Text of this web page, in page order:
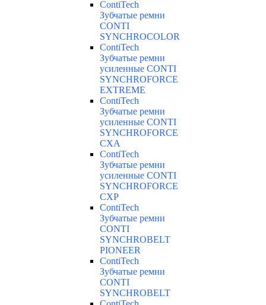
ContiTech
Зубчатые ремни
CONTI
SYNCHROCOLOR
ContiTech
Зубчатые ремни
усиленные CONTI
SYNCHROFORCE
EXTREME
ContiTech
Зубчатые ремни
усиленные CONTI
SYNCHROFORCE
CXA
ContiTech
Зубчатые ремни
усиленные CONTI
SYNCHROFORCE
CXP
ContiTech
Зубчатые ремни
CONTI
SYNCHROBELT
PIONEER
ContiTech
Зубчатые ремни
CONTI
SYNCHROBELT